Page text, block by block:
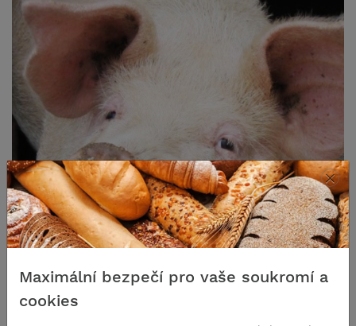
×
Maximální bezpečí pro vaše soukromí a
cookies